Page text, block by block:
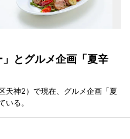
とグルメ企画「夏辛
天神2）で現在、グルメ企画「夏
いる。